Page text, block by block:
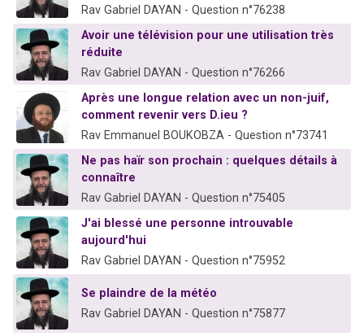
Rav Gabriel DAYAN - Question n°76238
Avoir une télévision pour une utilisation très
réduite
Rav Gabriel DAYAN - Question n°76266
Après une longue relation avec un non-juif,
comment revenir vers D.ieu ?
Rav Emmanuel BOUKOBZA - Question n°73741
Ne pas haïr son prochain : quelques détails à
connaître
Rav Gabriel DAYAN - Question n°75405
J'ai blessé une personne introuvable
aujourd'hui
Rav Gabriel DAYAN - Question n°75952
Se plaindre de la météo
Rav Gabriel DAYAN - Question n°75877